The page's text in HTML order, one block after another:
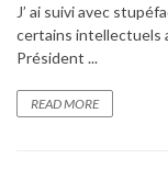
J’ ai suivi avec
certains intellectuels
Président ...
READ MORE